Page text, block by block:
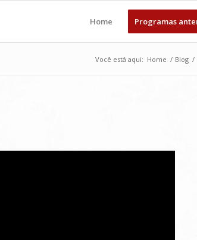
Home Programas
Você está aqui: Home / Blog /